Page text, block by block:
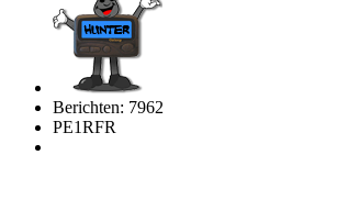
Berichten: 7962
PE1RFR